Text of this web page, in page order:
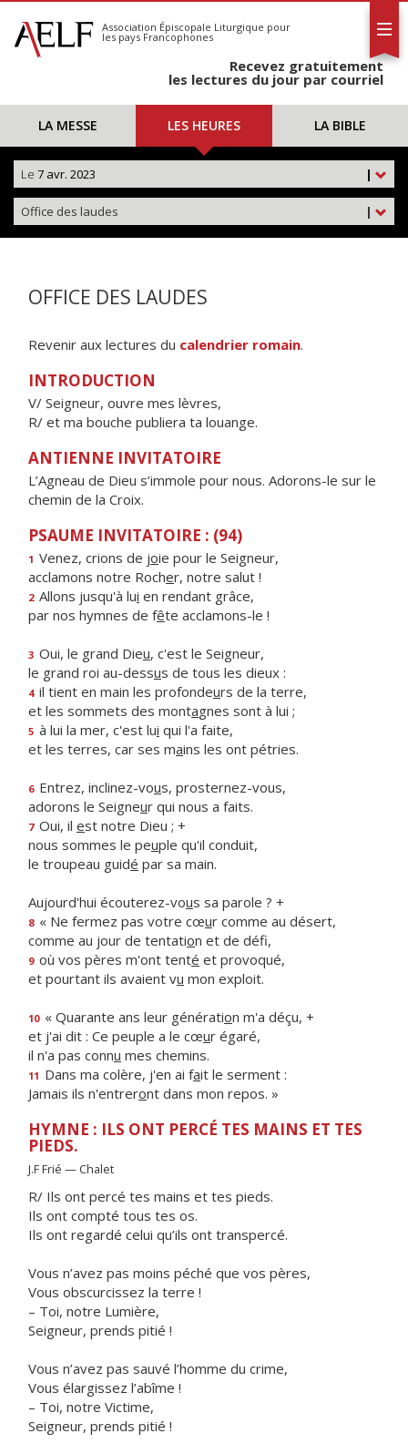
S'abonner
Calendrier
Association Épiscopale Liturgique pour
les pays Francophones
Recevez gratuitement
les lectures du jour par courriel
LA MESSE LES HEURES LA BIBLE
|
Le 7 avr. 2023
|
Office des laudes
OFFICE DES LAUDES
Revenir aux lectures du calendrier romain.
INTRODUCTION
V/ Seigneur, ouvre mes lèvres,
R/ et ma bouche publiera ta louange.
ANTIENNE INVITATOIRE
L’Agneau de Dieu s’immole pour nous. Adorons-le sur le
chemin de la Croix.
PSAUME INVITATOIRE : (94)
1 Venez, crions de joie pour le Seigneur,
acclamons notre Rocher, notre salut !
2 Allons jusqu'à lui en rendant grâce,
par nos hymnes de fête acclamons-le !
3 Oui, le grand Dieu, c'est le Seigneur,
le grand roi au-dessus de tous les dieux :
4 il tient en main les profondeurs de la terre,
et les sommets des montagnes sont à lui ;
5 à lui la mer, c'est lui qui l'a faite,
et les terres, car ses mains les ont pétries.
6 Entrez, inclinez-vous, prosternez-vous,
adorons le Seigneur qui nous a faits.
7 Oui, il est notre Dieu ; +
nous sommes le peuple qu'il conduit,
le troupeau guidé par sa main.
Aujourd'hui écouterez-vous sa parole ? +
8 « Ne fermez pas votre cœur comme au désert,
comme au jour de tentation et de défi,
9 où vos pères m'ont tenté et provoqué,
et pourtant ils avaient vu mon exploit.
10 « Quarante ans leur génération m'a déçu, +
et j'ai dit : Ce peuple a le cœur égaré,
il n'a pas connu mes chemins.
11 Dans ma colère, j'en ai fait le serment :
Jamais ils n'entreront dans mon repos. »
HYMNE : ILS ONT PERCÉ TES MAINS ET TES
PIEDS.
J.F Frié — Chalet
R/ Ils ont percé tes mains et tes pieds.
Ils ont compté tous tes os.
Ils ont regardé celui qu’ils ont transpercé.
Vous n’avez pas moins péché que vos pères,
Vous obscurcissez la terre !
– Toi, notre Lumière,
Seigneur, prends pitié !
Vous n’avez pas sauvé l’homme du crime,
Vous élargissez l’abîme !
– Toi, notre Victime,
Seigneur, prends pitié !